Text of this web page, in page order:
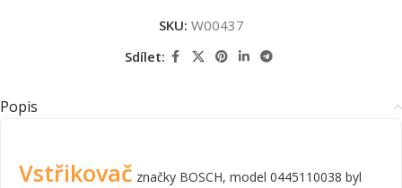
SKU: W00437
Sdílet:
Popis
Vstřikovač značky BOSCH, model 0445110038 byl